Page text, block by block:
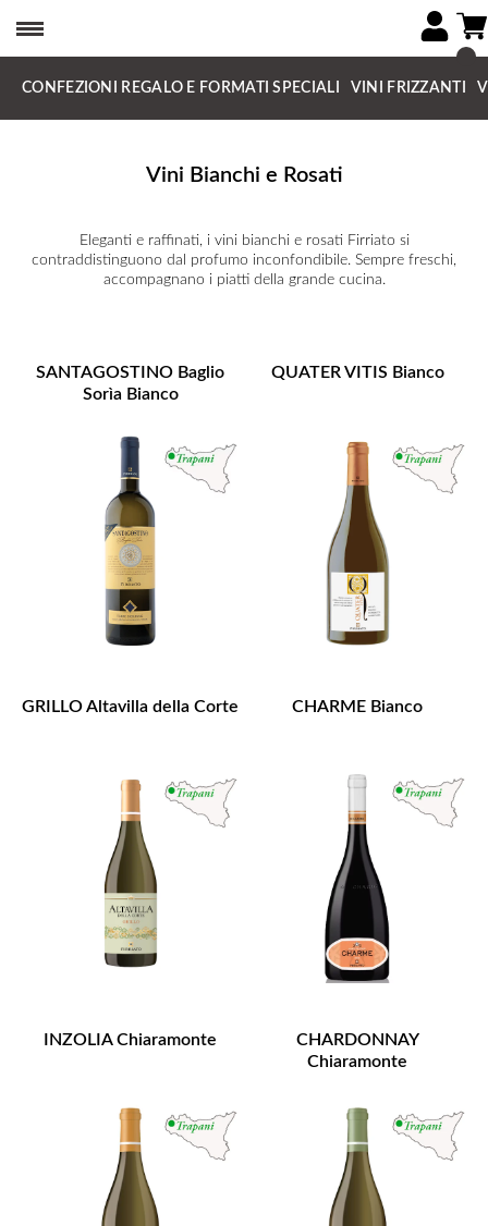
CONFEZIONI REGALO E FORMATI SPECIALI VINI FRIZZANTI
Vini Bianchi e Rosati
Eleganti e raffinati, i vini bianchi e rosati Firriato si
contraddistinguono dal profumo inconfondibile. Sempre freschi,
accompagnano i piatti della grande cucina.
SANTAGOSTINO Baglio
Sorìa Bianco
QUATER VITIS Bianco
GRILLO Altavilla della Corte CHARME Bianco
INZOLIA Chiaramonte
CHARDONNAY
Chiaramonte